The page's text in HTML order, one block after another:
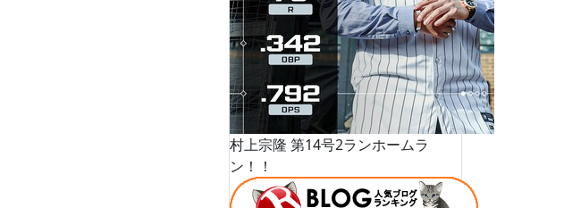
村上宗隆 第14号2ランホームラ
ン！！